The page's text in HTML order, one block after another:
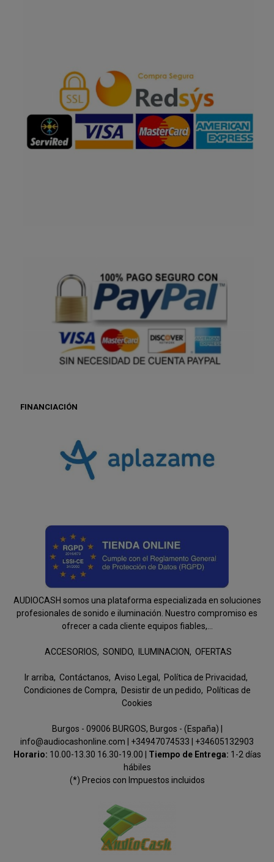
FINANCIACIÓN
AUDIOCASH somos una plataforma especializada en soluciones
profesionales de sonido e iluminación. Nuestro compromiso es
ofrecer a cada cliente equipos fiables,...
ACCESORIOS SONIDO ILUMINACION OFERTAS
Ir arriba Contáctanos Aviso Legal
Política de Privacidad
Condiciones de Compra
Desistir de un pedido
Políticas de
Cookies
Burgos - 09006 BURGOS, Burgos - (España) |
info@audiocashonline.com | +34947074533
+34605132903
Horario: 10.00-13.30 16.30-19.00 | Tiempo de Entrega: 1-2 días
hábiles
(*) Precios con Impuestos incluidos